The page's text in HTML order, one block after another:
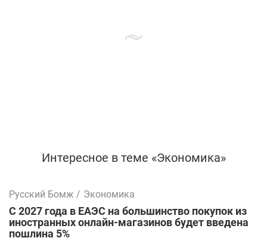
Интересное в теме «Экономика»
Русский Бомж / Экономика
С 2027 года в ЕАЭС на большинство покупок из
иностранных онлайн-магазинов будет введена
пошлина 5%